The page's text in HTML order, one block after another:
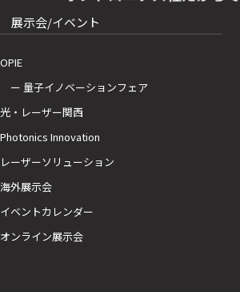
展示会/イベント
OPIE
ー 量子イノベーションフェア
光・レーザー関西
Photonics Innovation
レーザーソリューション
海外展示会
イベントカレンダー
オンライン展示会